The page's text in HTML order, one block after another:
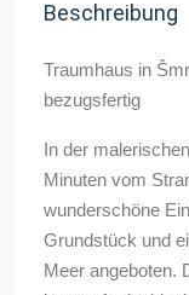
Beschreibung
Traumhaus in
bezugsfertig
In der
Minuten vom
wunderschöne
Grundstück und
Meer angeboten.